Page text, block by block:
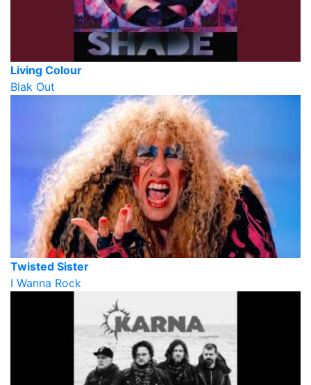
Living Colour
Blak Out
Twisted Sister
I Wanna Rock